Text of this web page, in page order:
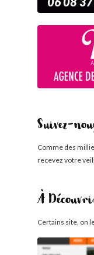
Suivez-
Comme des
recevez votre
À
Certains site, on